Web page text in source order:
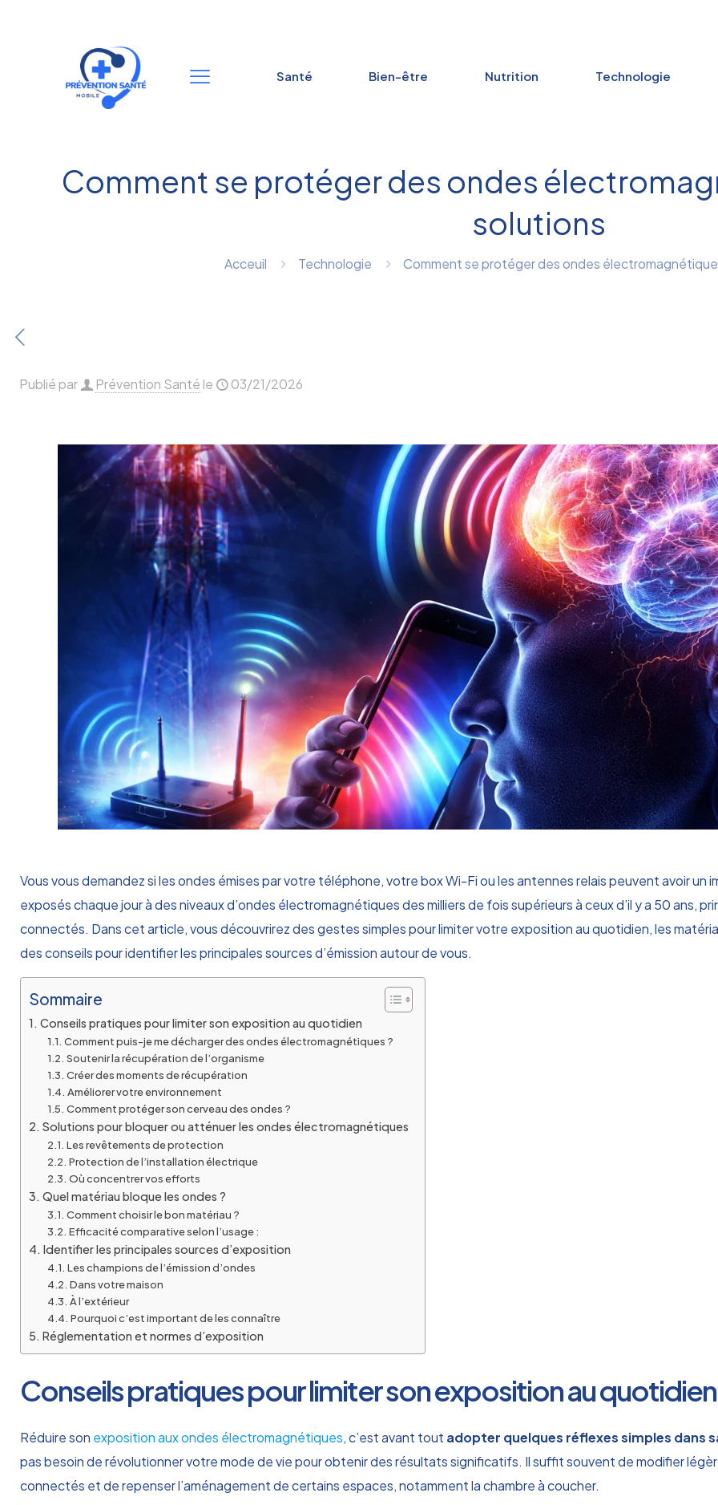
Santé Bien-être Nutrition Technologie
Comment se protéger des ondes
solutions
Acceuil Technologie Comment se protéger des ondes
Publié par Prévention Santé le 03/21/2026
Vous vous demandez si les ondes émises par votre téléphone, votre box Wi-Fi ou les antennes relais peuvent avoir un
exposés chaque jour à des niveaux d’ondes électromagnétiques des milliers de fois supérieurs à ceux d’il y a 50 ans,
connectés. Dans cet article, vous découvrirez des gestes simples pour limiter votre exposition au quotidien, les
des conseils pour identifier les principales sources d’émission autour de vous.
Sommaire
Conseils pratiques pour limiter son exposition au quotidien
Comment puis-je me décharger des ondes électromagnétiques ?
Soutenir la récupération de l’organisme
Créer des moments de récupération
Améliorer votre environnement
Comment protéger son cerveau des ondes ?
Solutions pour bloquer ou atténuer les ondes électromagnétiques
Les revêtements de protection
Protection de l’installation électrique
Où concentrer vos efforts
Quel matériau bloque les ondes ?
Comment choisir le bon matériau ?
Efficacité comparative selon l’usage :
Identifier les principales sources d’exposition
Les champions de l’émission d’ondes
Dans votre maison
À l’extérieur
Pourquoi c’est important de les connaître
Réglementation et normes d’exposition
Conseils pratiques pour limiter son exposition au quotidien
Réduire son exposition aux ondes électromagnétiques, c’est avant tout adopter quelques réflexes simples dans
pas besoin de révolutionner votre mode de vie pour obtenir des résultats significatifs. Il suffit souvent de modifier
connectés et de repenser l’aménagement de certains espaces, notamment la chambre à coucher.